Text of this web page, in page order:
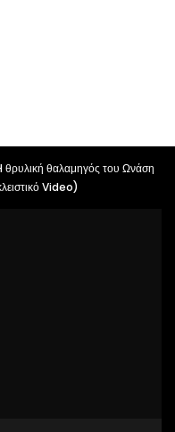
θαλαμηγός του Ωνάση
Video)